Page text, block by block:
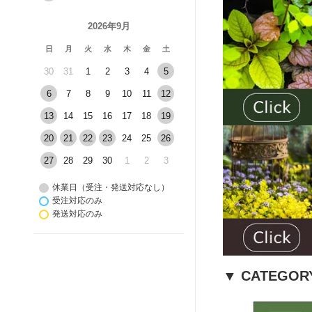
2026年9月
日 月 火 水 木 金 土
30 31 1 2 3 4 5
6 7 8 9 10 11 12
13 14 15 16 17 18 19
20 21 22 23 24 25 26
27 28 29 30 1 2 3
休業日（受注・発送対応なし）
受注対応のみ
発送対応のみ
▼